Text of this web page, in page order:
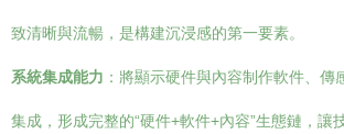
致清晰與流暢，是構建沉浸感的第一要素。
系統集成能力 ：將顯示硬件與內容制作軟件、傳
集成，形成完整的“硬件+軟件+內容”生態鏈，讓